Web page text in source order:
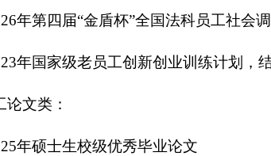
年第四届“金盾杯”全国法科员工社会
年国家级老员工创新创业训练计划，
论文类：
年硕士生校级优秀毕业论文